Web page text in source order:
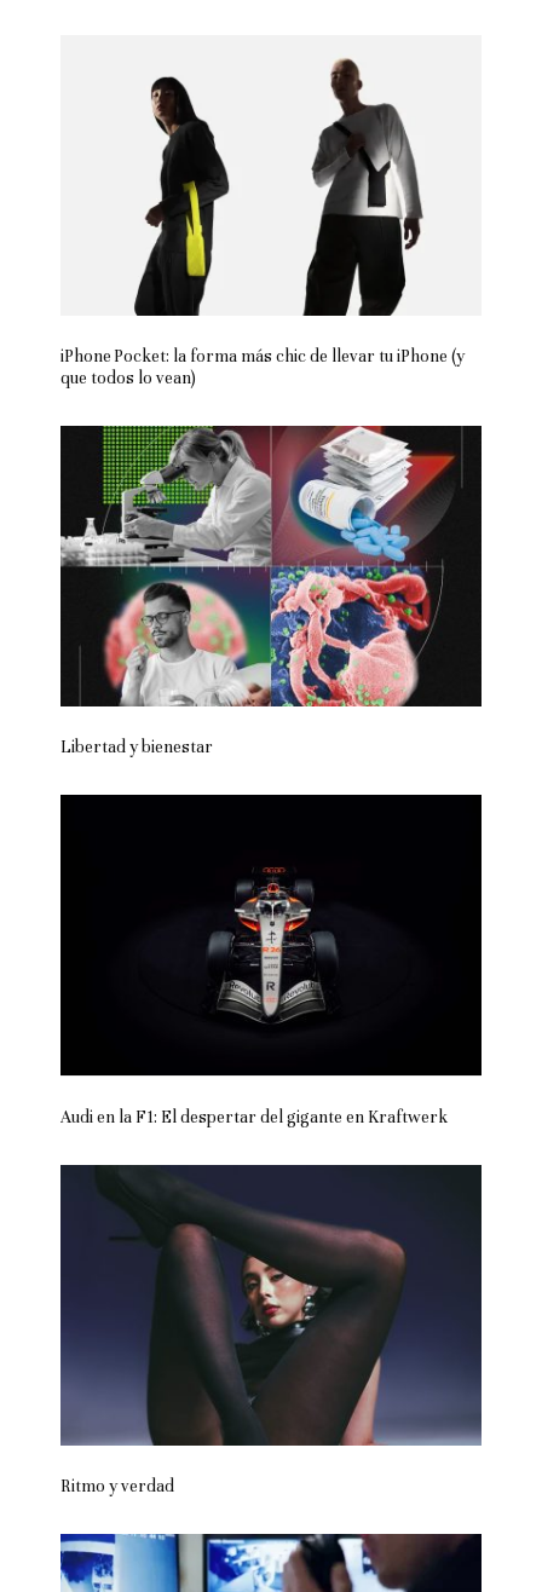
iPhone Pocket: la forma más chic de llevar tu iPhone (y
que todos lo vean)
Libertad y bienestar
Audi en la F1: El despertar del gigante en Kraftwerk
Ritmo y verdad